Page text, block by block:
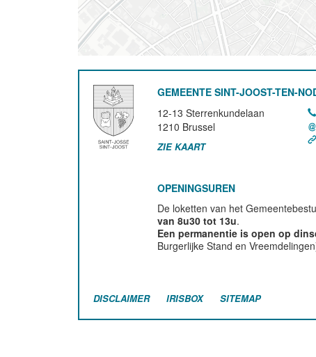
GEMEENTE SINT-JOOST-TEN-
12-13 Sterrenkundelaan
1210 Brussel
ZIE KAART
OPENINGSUREN
De loketten van het
van 8u30 tot 13u.
Een permanentie is open op
Burgerlijke Stand en
DISCLAIMER IRISBOX SITEMAP